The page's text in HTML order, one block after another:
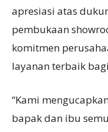
apresiasi atas
pembukaan
komitmen
layanan terbaik
“Kami
bapak dan ibu